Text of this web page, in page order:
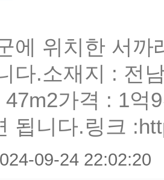
에 위치한 서
다.소재지 : 전
47m2가격 : 1억
됩니다.링크
09-24 22:02:20